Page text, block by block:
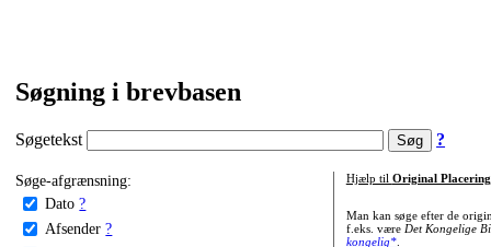
Søgning i brevbasen
Søgetekst ?
Søge-afgrænsning:
Dato ?
Afsender ?
Hjælp til Original Placering
Man kan søge efter de
f.eks. være Det Kongelige
kongelig*.